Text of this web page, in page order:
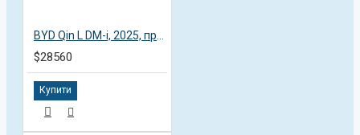
$28560
Купити